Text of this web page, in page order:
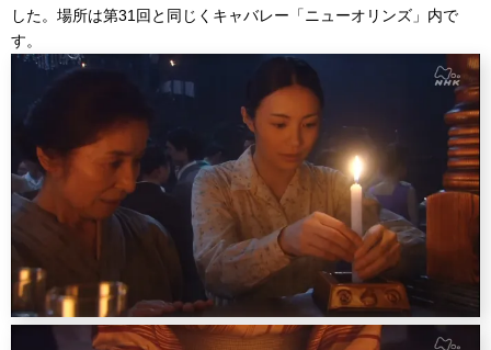
した。場所は第31回と同じくキャバレー「ニューオリンズ」内で
す。